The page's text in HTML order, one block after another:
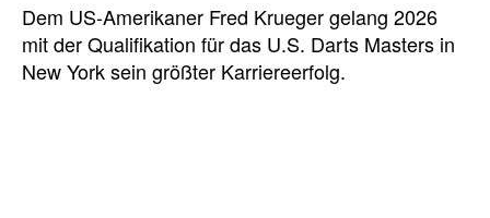
Dem US-Amerikaner Fred Krueger gelang 2026
mit der Qualifikation für das U.S. Darts Masters in
New York sein größter Karriereerfolg.